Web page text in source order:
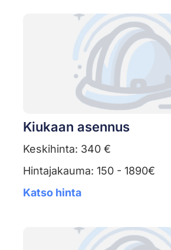
Kiukaan asennus
Keskihinta: 340 €
Hintajakauma: 150 - 1890€
Katso hinta